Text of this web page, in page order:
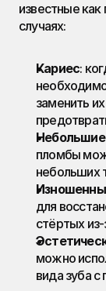
известные
случаях:
Кариес:
заменить
пломбы
небольших
для
стёртых
можно
вида зуба